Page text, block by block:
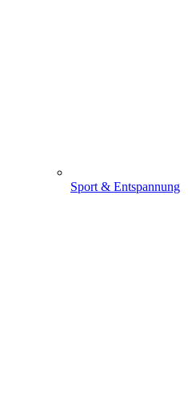
Sport & Entspannung